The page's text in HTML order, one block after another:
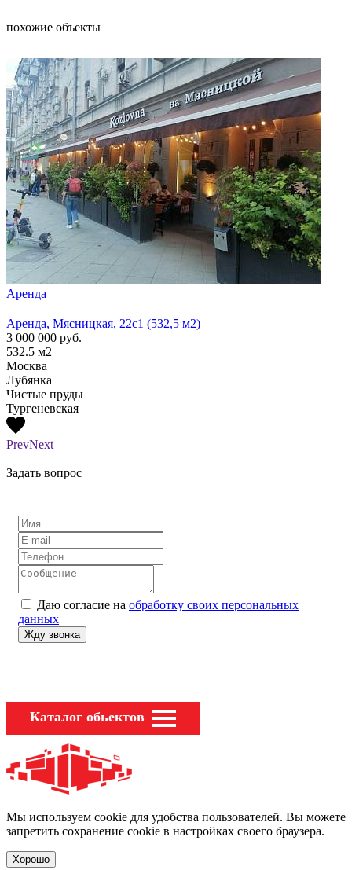
похожие объекты
Аренда
Аренда, Мясницкая, 22с1 (532,5 м2)
3 000 000 руб.
532.5 м2
Москва
Лубянка
Чистые пруды
Тургеневская
PrevNext
Задать вопрос
Даю согласие на обработку своих персональных
данных
Каталог обьектов
Мы используем cookie для удобства пользователей. Вы можете
запретить сохранение cookie в настройках своего браузера.
Хорошо